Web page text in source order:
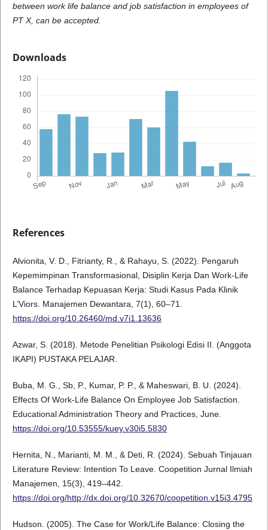
between work life balance and job satisfaction in employees of
PT X, can be accepted.
Downloads
References
Alvionita, V. D., Fitrianty, R., & Rahayu, S. (2022). Pengaruh
Kepemimpinan Transformasional, Disiplin Kerja Dan Work-Life
Balance Terhadap Kepuasan Kerja: Studi Kasus Pada Klinik
L’Viors. Manajemen Dewantara, 7(1), 60–71.
https://doi.org/10.26460/md.v7i1.13636
Azwar, S. (2018). Metode Penelitian Psikologi Edisi II. (Anggota
IKAPI) PUSTAKA PELAJAR.
Buba, M. G., Sb, P., Kumar, P. P., & Maheswari, B. U. (2024).
Effects Of Work-Life Balance On Employee Job Satisfaction.
Educational Administration Theory and Practices, June.
https://doi.org/10.53555/kuey.v30i5.5830
Hernita, N., Marianti, M. M., & Deti, R. (2024). Sebuah Tinjauan
Literature Review: Intention To Leave. Coopetition Jurnal Ilmiah
Manajemen, 15(3), 419–442.
https://doi.org/http://dx.doi.org/10.32670/coopetition.v15i3.4795
Hudson. (2005). The Case for Work/Life Balance: Closing the